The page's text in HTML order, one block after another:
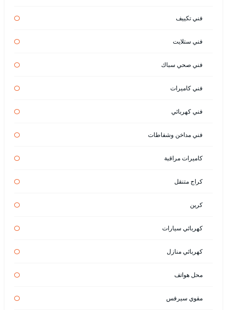
فني تكييف
فني ستلايت
فني صحي سباك
فني كاميرات
فني كهربائي
فني مداخن وشفاطات
كاميرات مراقبة
كراج متنقل
كرين
كهربائي سيارات
كهربائي منازل
محل هواتف
مقوي سيرفس